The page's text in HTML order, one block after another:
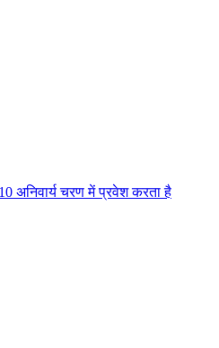
अनिवार्य चरण में प्रवेश करता है